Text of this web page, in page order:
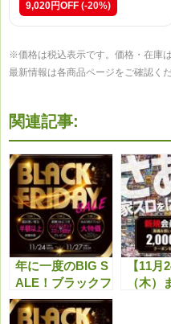
9,020円OFF (-20%)
※価格は税込表示です。価格・在庫
最新情報は各商品ページをご確認くだ
関連記事:
年に一度のBIG S
ALE！ブラックフ
ライデーセールを
開催します！
【11月
（木）